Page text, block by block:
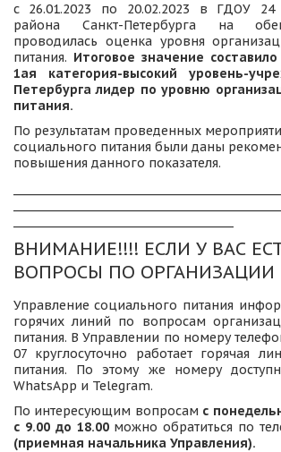
с 26.01.2023 по 20.02.2023 в ГДОУ 24
района Санкт-Петербурга на
проводилась оценка уровня
питания. Итоговое значение
1ая категория-высокий уровень-
Петербурга лидер по уровню
питания.
По результатам проведенных
социального питания были даны
повышения данного показателя.
ВНИМАНИЕ!!!! ЕСЛИ У ВАС
ВОПРОСЫ ПО ОРГАНИЗАЦИИ
Управление социального питания
горячих линий по вопросам
питания. В Управлении по номеру
07 круглосуточно работает горячая
питания. По этому же номеру
WhatsApp и Telegram.
По интересующим вопросам с
с 9.00 до 18.00можно обратиться по
(приемная начальника Управления).